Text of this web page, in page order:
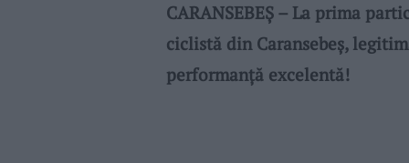
CARANSEBEȘ – La prima
ciclistă din Caransebeș,
performanță excelentă!